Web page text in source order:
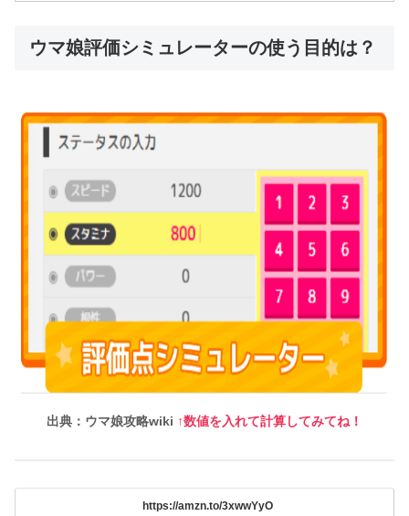
ウマ娘評価シミュレーターの使う目的は？
出典：ウマ娘攻略wiki ↑数値を入れて計算してみてね！
https://amzn.to/3xwwYyO